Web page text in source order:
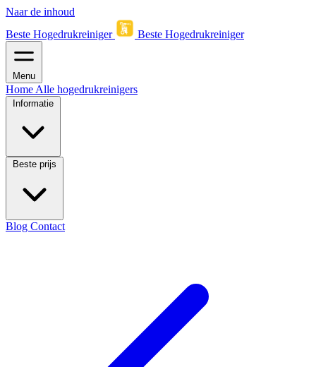
Naar de inhoud
Beste Hogedrukreiniger
Beste Hogedrukreiniger
Menu
Home Alle hogedrukreinigers
Informatie
Beste prijs
Blog Contact